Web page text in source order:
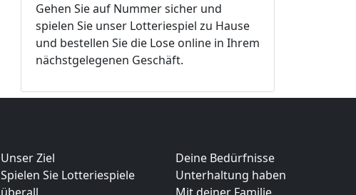
Gehen Sie auf Nummer sicher und
spielen Sie unser Lotteriespiel zu Hause
und bestellen Sie die Lose online in Ihrem
nächstgelegenen Geschäft.
Unser Ziel
Spielen Sie Lotteriespiele
Deine Bedürfnisse
Unterhaltung haben